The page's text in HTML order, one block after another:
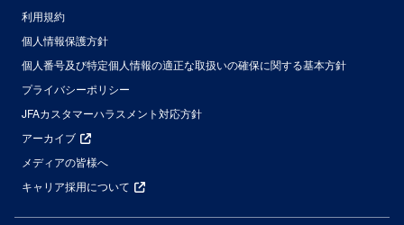
利用規約
個人情報保護方針
個人番号及び特定個人情報の適正な取扱いの確保に関する基本方針
プライバシーポリシー
JFAカスタマーハラスメント対応方針
アーカイブ
メディアの皆様へ
キャリア採用について